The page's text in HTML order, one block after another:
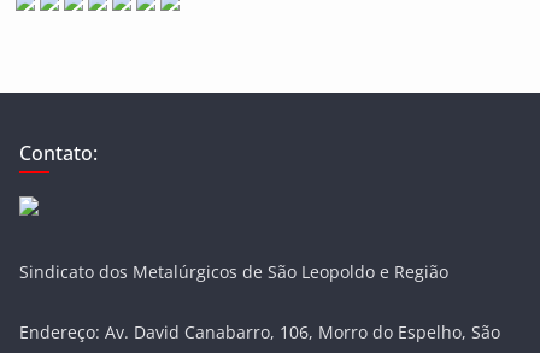
Contato:
Sindicato dos Metalúrgicos de São Leopoldo e Região
Endereço: Av. David Canabarro, 106, Morro do Espelho, São